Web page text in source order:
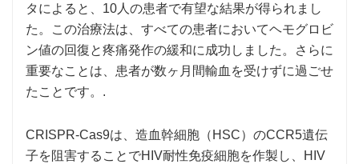
タによると、10人の患者で有望な結果が得られまし
た。この治療法は、すべての患者においてヘモグロビ
ン値の回復と疼痛発作の緩和に成功しました。さらに
重要なことは、患者が数ヶ月間輸血を受けずに過ごせ
たことです。.
CRISPR-Cas9は、造血幹細胞（HSC）のCCR5遺伝
子を阻害することでHIV耐性免疫細胞を作製し、HIV